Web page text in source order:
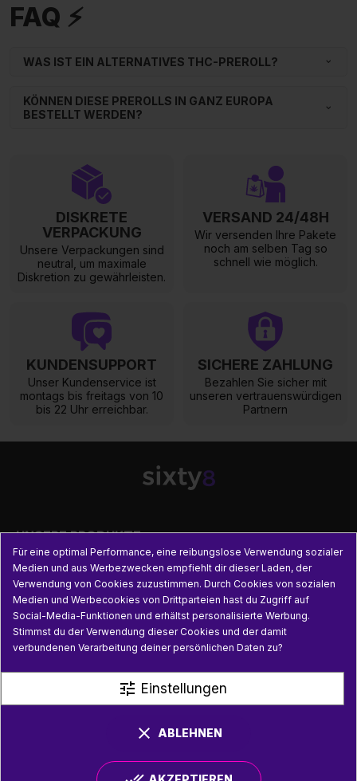
FAQ ⚡
WAS IST EIN ALTERNATIVES THC-PREROLL?
KÖNNEN DIESE PREROLLS IN GANZ EUROPA
BESTELLT WERDEN?
DISKRETE
VERPACKUNG
Unsere Verpackungen sind
neutral, um maximale
Diskretion zu gewährleisten.
VERSAND 24/48H
Wir versenden Ihre Pakete
noch am selben Tag so
schnell wie möglich.
KUNDENSUPPORT
Unser Kundenservice ist
montags bis freitags von 10
bis 22 Uhr erreichbar.
SICHERE ZAHLUNG
Bezahlen Sie sicher mit
unseren vertrauenswürdigen
Partnern
UNSERE PRODUKTE 
PRAKTISCHE INFORMATIONEN 
NÜTZLICHE LINKS
Für eine optimal Performance, eine reibungslose Verwendung sozialer
Medien und aus Werbezwecken empfiehlt dir dieser Laden, der
Verwendung von Cookies zuzustimmen. Durch Cookies von sozialen
Medien und Werbecookies von Drittparteien hast du Zugriff auf
Social-Media-Funktionen und erhältst personalisierte Werbung.
Stimmst du der Verwendung dieser Cookies und der damit
verbundenen Verarbeitung deiner persönlichen Daten zu?
tune Einstellungen
clear ABLEHNEN